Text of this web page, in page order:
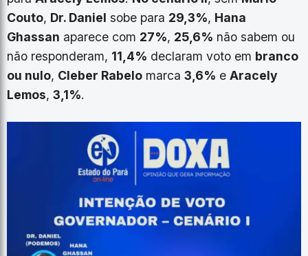
Couto, Dr. Daniel sobe para 29,3%, Hana
Ghassan aparece com 27%, 25,6% não sabem ou
não responderam, 11,4% declaram voto em branco
ou nulo, Cleber Rabelo marca 3,6% e Aracely
Lemos, 3,1%.